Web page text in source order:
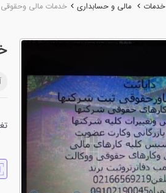
خدمات مالي و حسابداري خدمات مالی وحقوقی